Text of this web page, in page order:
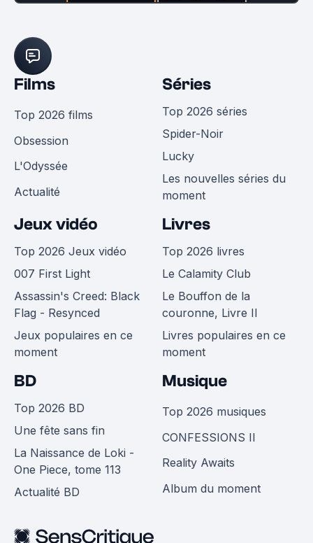
Films
Top 2026 films
Obsession
L'Odyssée
Actualité
Séries
Top 2026 séries
Spider-Noir
Lucky
Les nouvelles séries du
moment
Jeux vidéo
Top 2026 Jeux vidéo
007 First Light
Assassin's Creed: Black
Flag - Resynced
Jeux populaires en ce
moment
Livres
Top 2026 livres
Le Calamity Club
Le Bouffon de la
couronne, Livre II
Livres populaires en ce
moment
BD
Top 2026 BD
Une fête sans fin
La Naissance de Loki -
One Piece, tome 113
Actualité BD
Musique
Top 2026 musiques
CONFESSIONS II
Reality Awaits
Album du moment